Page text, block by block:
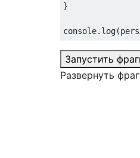
}
console. log(
Запустить
Развернуть